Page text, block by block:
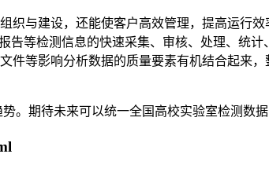
与建设，还能使客户高效管理，提高运行
告等检测信息的快速采集、审核、处理、统
件等影响分析数据的质量要素有机结合起来
期待未来可以统一全国高校实验室检测数据